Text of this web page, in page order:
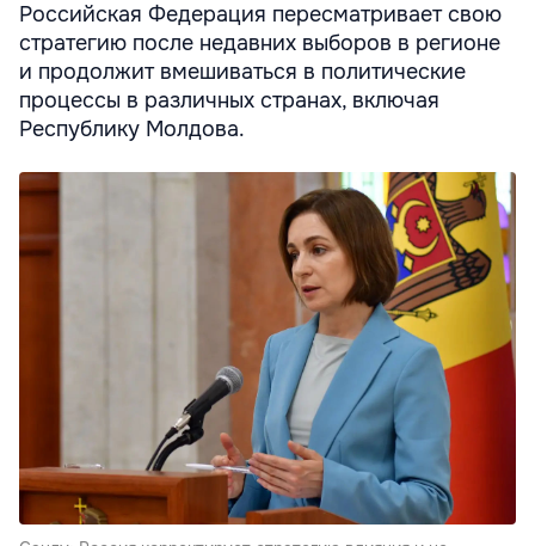
Российская Федерация пересматривает свою
стратегию после недавних выборов в регионе
и продолжит вмешиваться в политические
процессы в различных странах, включая
Республику Молдова.